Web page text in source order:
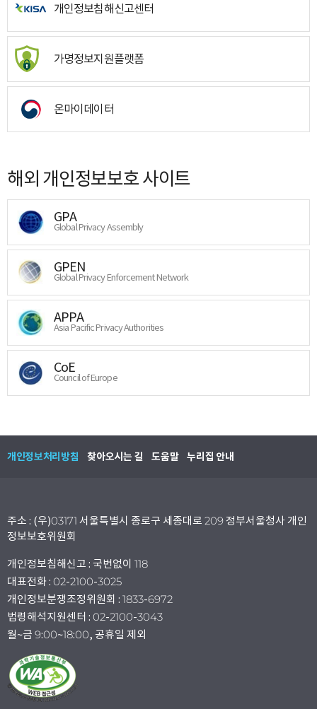
개인정보침해신고센터
가명정보지원플랫폼
온마이데이터
해외 개인정보보호 사이트
GPA
Global Privacy Assembly
GPEN
Global Privacy Enforcement Network
APPA
Asia Pacific Privacy Authorities
CoE
Council of Europe
개인정보처리방침 찾아오시는 길 도움말 누리집 안내
주소 : (우)03171 서울특별시 종로구 세종대로 209 정부서울청사 개인
정보보호위원회
개인정보침해신고 : 국번없이 118
대표전화 : 02-2100-3025
개인정보분쟁조정위원회 : 1833-6972
법령해석지원센터 : 02-2100-3043
월~금 9:00~18:00, 공휴일 제외